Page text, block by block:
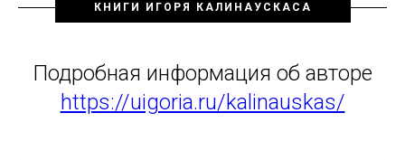
КНИГИ ИГОРЯ КАЛИНАУСКАСА
Подробная информация об авторе
https://uigoria.ru/kalinauskas/